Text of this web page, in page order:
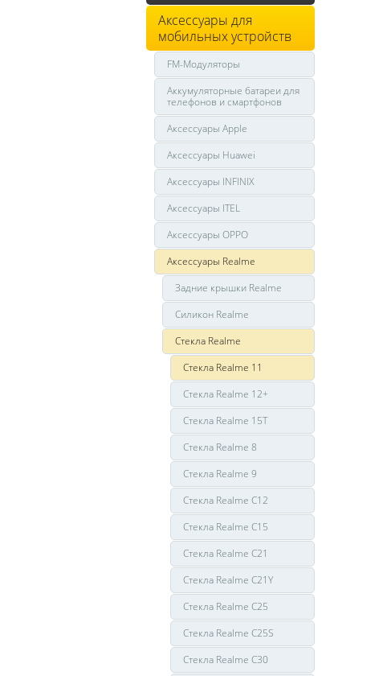
Аксессуары для
мобильных устройств
FM-Модуляторы
Аккумуляторные батареи для
телефонов и смартфонов
Аксессуары Apple
Аксессуары Huawei
Аксессуары INFINIX
Аксессуары ITEL
Аксессуары OPPO
Аксессуары Realme
Задние крышки Realme
Силикон Realme
Стекла Realme
Стекла Realme 11
Стекла Realme 12+
Стекла Realme 15T
Стекла Realme 8
Стекла Realme 9
Стекла Realme C12
Стекла Realme C15
Стекла Realme C21
Стекла Realme C21Y
Стекла Realme C25
Стекла Realme C25S
Стекла Realme C30